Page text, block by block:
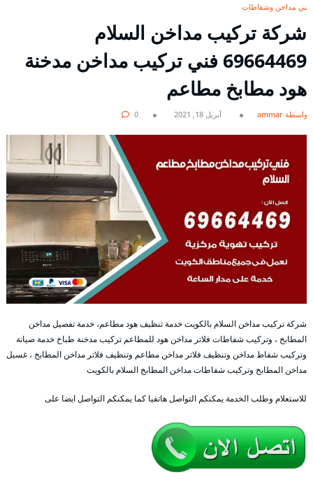
فني مداخن وشفاطات
شركة تركيب مداخن السلام
69664469 فني تركيب مداخن مدخنة
هود مطابخ مطاعم
بواسطة ammar أبريل 18, 2021 0
شركة تركيب مداخن السلام بالكويت خدمة تنظيف هود مطاعم، خدمة تفصيل مداخن
المطابخ ، وتركيب شفاطات فلاتر مداخن هود للمطاعم تركيب مدخنة طباخ خدمة صيانة
وتركيب شفاط مداخن وتنظيف فلاتر مداخن مطاعم وتنظيف فلاتر مداخن المطابخ ، غسيل
مداخن المطابخ وتركيب شفاطات مداخن المطابخ السلام بالكويت
للاستعلام وطلب الخدمة يمكنكم التواصل هاتفيا كما يمكنكم التواصل ايضا على